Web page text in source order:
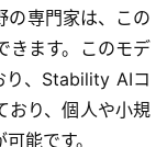
の専門家は、この
きます。このモデ
り、Stability AIコ
おり、個人や小規
能です。